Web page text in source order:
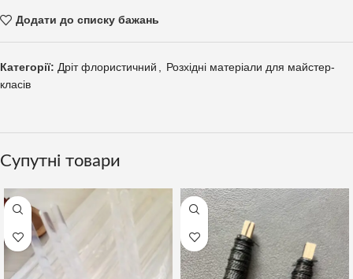
Додати до списку бажань
Категорії: Дріт флористичний
Розхідні матеріали для майстер-
класів
Супутні товари